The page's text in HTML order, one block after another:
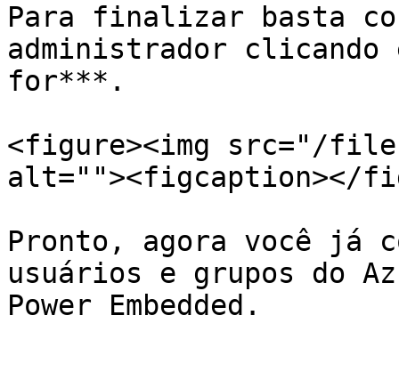
Para finalizar basta
administrador clicando
for***.
<figure><img src="/files/
alt=""><figcaption></
Pronto, agora você já
usuários e grupos do